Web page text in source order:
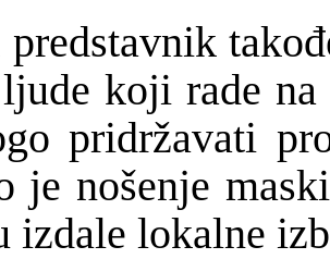
koji rade
pridržavati
je nošenje
izdale lokalne